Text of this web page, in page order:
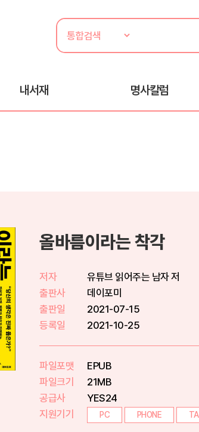
내서재 명사칼럼
올바름이라는 착각
저자
유튜브 읽어주는 남자 저
출판사
데이포미
출판일
2021-07-15
등록일
2021-10-25
파일포맷
EPUB
파일크기
21MB
공급사
YES24
지원기기
PC PHONE